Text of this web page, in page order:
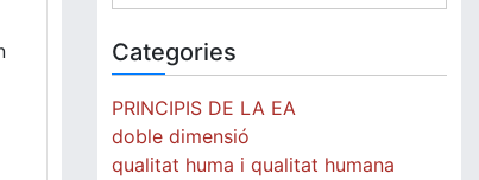
Categories
PRINCIPIS DE LA EA
doble dimensió
qualitat huma i qualitat humana